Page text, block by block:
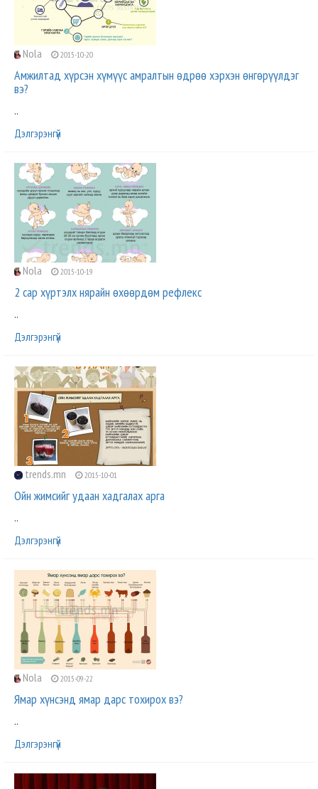
Nola 2015-10-20
Амжилтад хүрсэн хүмүүс амралтын өдрөө хэрхэн өнгөрүүлдэг
вэ?
..
Дэлгэрэнгүй
Nola 2015-10-19
2 сар хүртэлх нярайн өхөөрдөм рефлекс
..
Дэлгэрэнгүй
trends.mn 2015-10-01
Ойн жимсийг удаан хадгалах арга
..
Дэлгэрэнгүй
Nola 2015-09-22
Ямар хүнсэнд ямар дарс тохирох вэ?
..
Дэлгэрэнгүй